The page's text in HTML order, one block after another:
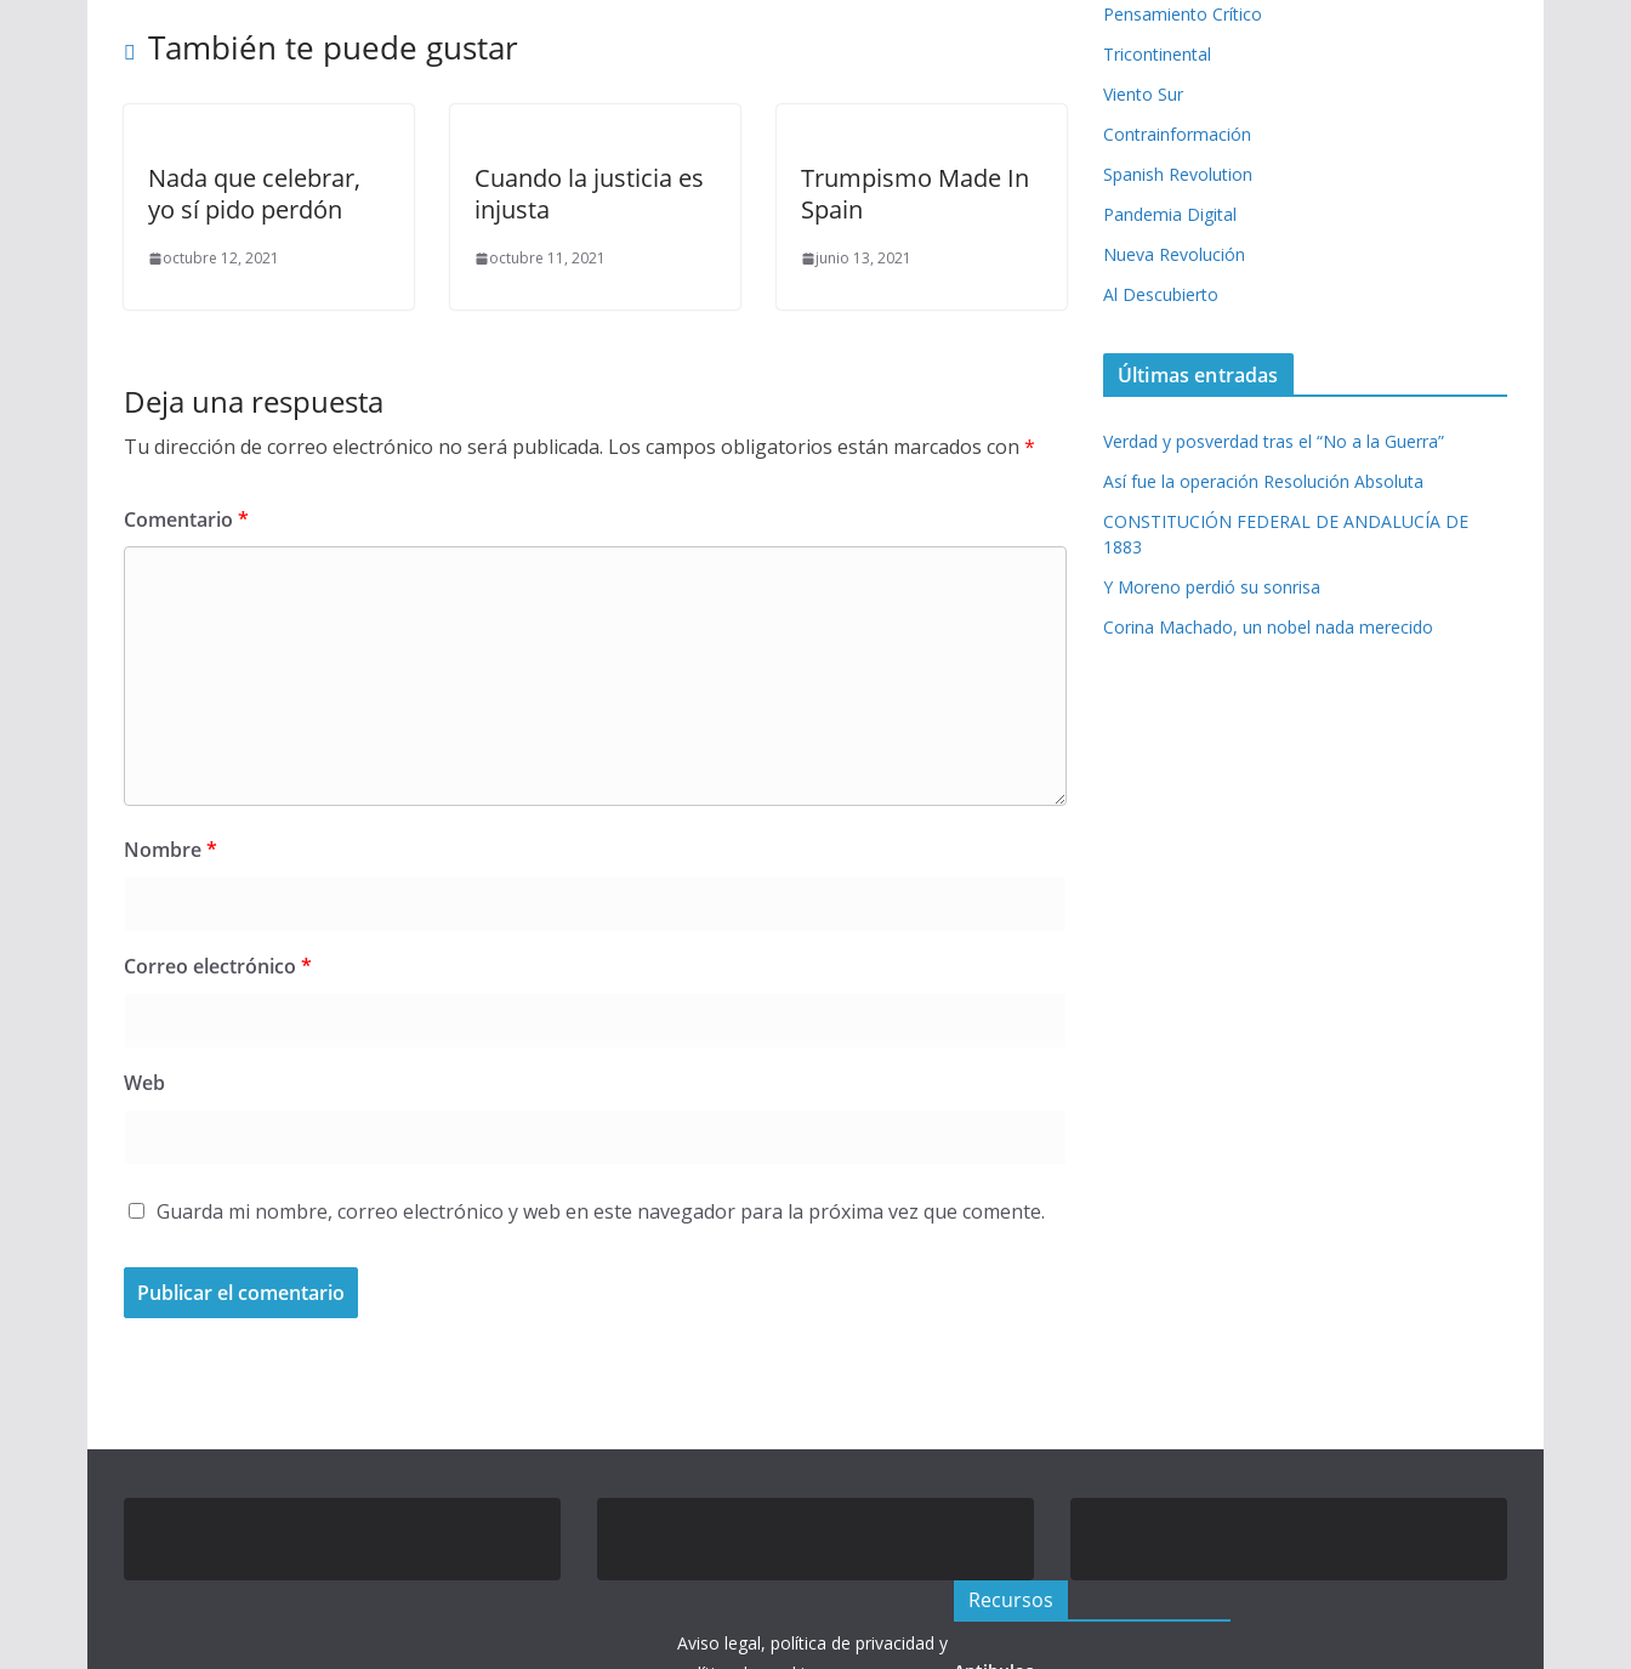
También te puede gustar
Nada que celebrar,
yo sí pido perdón
octubre 12, 2021
Cuando la justicia es
injusta
octubre 11, 2021
Trumpismo Made In
Spain
junio 13, 2021
Deja una respuesta
Tu dirección de correo electrónico no será publicada. Los campos obligatorios están marcados con *
Comentario *
Nombre*
Correo electrónico *
Web
Guarda mi nombre, correo electrónico y web en este navegador para la próxima vez que comente.
Pensamiento Crítico
Tricontinental
Viento Sur
Contrainformación
Spanish Revolution
Pandemia Digital
Nueva Revolución
Al Descubierto
Últimas entradas
Verdad y posverdad tras el “No a la Guerra”
Así fue la operación Resolución Absoluta
CONSTITUCIÓN FEDERAL DE ANDALUCÍA DE
1883
Y Moreno perdió su sonrisa
Corina Machado, un nobel nada merecido
Aviso legal, política de privacidad y
Recursos